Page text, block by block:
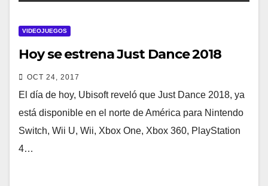
VIDEOJUEGOS
Hoy se estrena Just Dance 2018
OCT 24, 2017
El día de hoy, Ubisoft reveló que Just Dance 2018, ya
está disponible en el norte de América para Nintendo
Switch, Wii U, Wii, Xbox One, Xbox 360, PlayStation
4…